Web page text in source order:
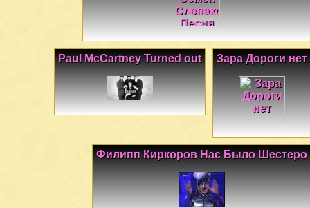
Зара Дороги нет
Paul McCartney Turned out
Филипп Киркоров Нас Было Шестеро